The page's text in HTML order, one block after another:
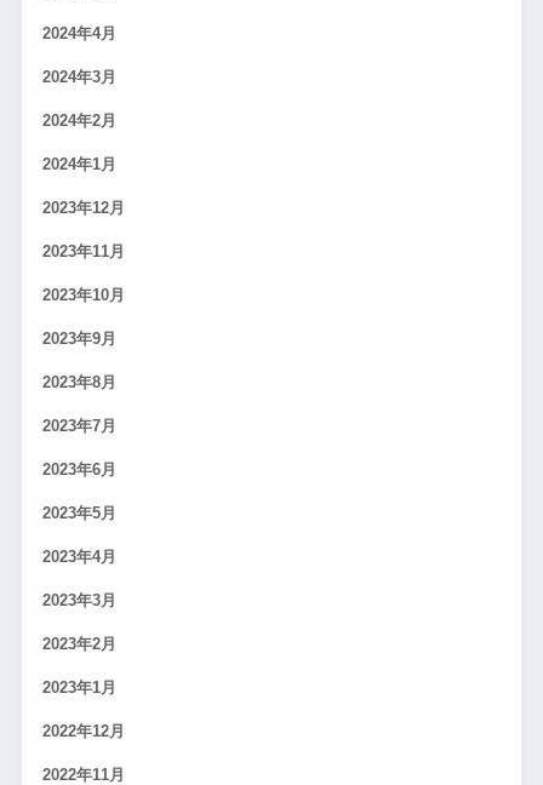
2024年4月
2024年3月
2024年2月
2024年1月
2023年12月
2023年11月
2023年10月
2023年9月
2023年8月
2023年7月
2023年6月
2023年5月
2023年4月
2023年3月
2023年2月
2023年1月
2022年12月
2022年11月